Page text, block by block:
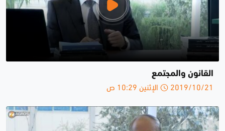
القانون والمجتمع
2019/10/21 الإثنين 10:29 ص